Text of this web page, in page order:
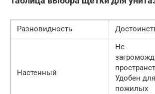
Разновидность
Настенный
Не
Удобен для
пожилых